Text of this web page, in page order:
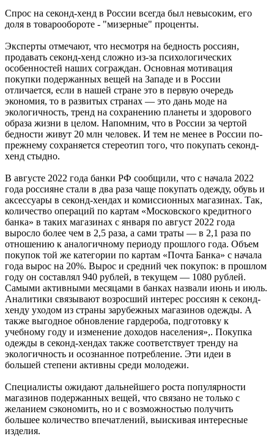
Спрос на секонд-хенд в России всегда был невысоким, его
доля в товарообороте - "мизерные" проценты.
Эксперты отмечают, что несмотря на бедность россиян,
продавать секонд-хенд сложно из-за психологических
особенностей наших сограждан. Основная мотивация
покупки подержанных вещей на Западе и в России
отличается, если в нашей стране это в первую очередь
экономия, то в развитых странах — это дань моде на
экологичность, тренд на сохранению планеты и здорового
образа жизни в целом. Напомним, что в России за чертой
бедности живут 20 млн человек. И тем не менее в России по-
прежнему сохраняется стереотип того, что покупать секонд-
хенд стыдно.
В августе 2022 года банки РФ сообщили, что с начала 2022
года россияне стали в два раза чаще покупать одежду, обувь и
аксессуары в секонд-хендах и комиссионных магазинах. Так,
количество операций по картам «Московского кредитного
банка» в таких магазинах с января по август 2022 года
выросло более чем в 2,5 раза, а сами траты — в 2,1 раза по
отношению к аналогичному периоду прошлого года. Объем
покупок той же категории по картам «Почта Банка» с начала
года вырос на 20%. Вырос и средний чек покупок: в прошлом
году он составлял 940 рублей, в текущем — 1080 рублей.
Самыми активными месяцами в банках назвали июнь и июль.
Аналитики связывают возросший интерес россиян к секонд-
хенду уходом из страны зарубежных магазинов одежды. А
также выгодное обновление гардероба, подготовку к
учебному году и изменение доходов населения»,. Покупка
одежды в секонд-хендах также соответствует тренду на
экологичность и осознанное потребление. Эти идеи в
большей степени активны среди молодежи.
Специалисты ожидают дальнейшего роста популярности
магазинов подержанных вещей, что связано не только с
желанием сэкономить, но и с возможностью получить
большее количество впечатлений, выискивая интересные
изделия.